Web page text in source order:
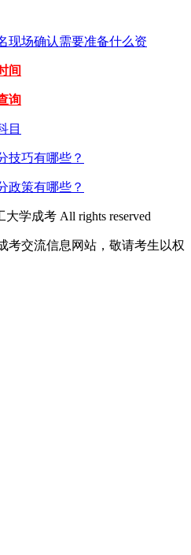
现场确认需要准备什么资
间
询
目
技巧有哪些？
政策有哪些？
大学成考 All rights reserved
考交流信息网站，敬请考生以权